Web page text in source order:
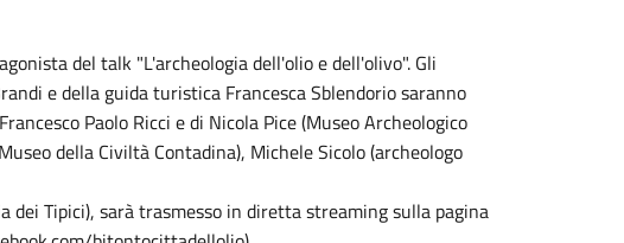
del talk "L'archeologia dell'olio e dell'olivo". Gli
e della guida turistica Francesca Sblendorio saranno
Paolo Ricci e di Nicola Pice (Museo Archeologico
della Civiltà Contadina), Michele Sicolo (archeologo
dei Tipici), sarà trasmesso in diretta streaming sulla pagina